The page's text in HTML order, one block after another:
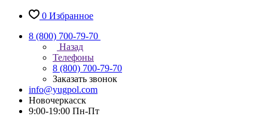
0 Избранное
8 (800) 700-79-70
Назад
Телефоны
8 (800) 700-79-70
Заказать звонок
info@yugpol.com
Новочеркаcск
9:00-19:00 Пн-Пт